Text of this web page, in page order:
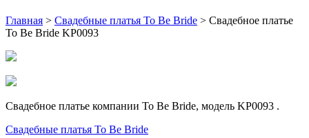
Главная > Свадебные платья To Be Bride > Свадебное платье
To Be Bride KP0093
Свадебное платье компании To Be Bride, модель KP0093 .
Свадебные платья To Be Bride